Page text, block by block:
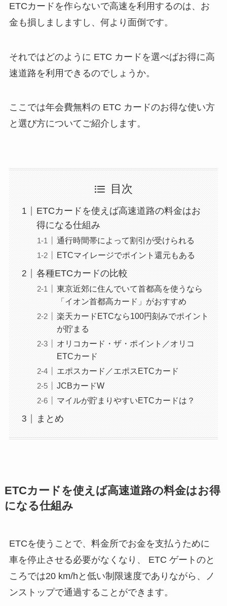
ETCカードを作らないで高速を利用するのは、お
金も損しましますし、何より面倒です。
それではどのように ETC カードを選べばお得に高
速道路を利用できるのでしょうか。
ここでは年会費無料の ETC カードのお得な使い方
と選び方についてご紹介します。
目次
ETCカードを使えば高速道路の料金はお
得になる仕組み
通行時間帯によって割引が受けられる
ETCマイレージでポイント還元もある
各種ETCカードの比較
東京近郊に住んでいて首都高を使うなら
「イオン首都高カード」がおすすめ
楽天カードETCなら100円刻みでポイント
が貯まる
オリコカード・ザ・ポイント／オリコ
ETCカード
エポスカード／エポスETCカード
JCBカードW
マイルが貯まりやすいETCカードは？
まとめ
ETCカードを使えば高速道路の料金はお得
になる仕組み
ETCを使うことで、料金所でお金を支払うために
車を停止させる必要がなくなり、 ETC ゲートのと
ころでは20 km/hと低い制限速度でありながら、ノ
ンストップで通過することができます。